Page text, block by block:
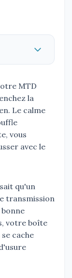
MTD
la
Le calme
vous
avec le
qu'un
transmission
votre boîte
cache